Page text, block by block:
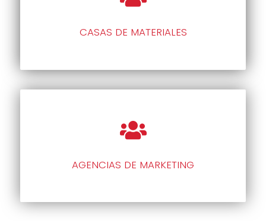
CASAS DE MATERIALES
AGENCIAS DE MARKETING